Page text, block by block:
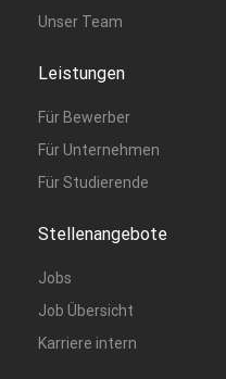
Unser Team
Leistungen
Für Bewerber
Für Unternehmen
Für Studierende
Stellenangebote
Jobs
Job Übersicht
Karriere intern